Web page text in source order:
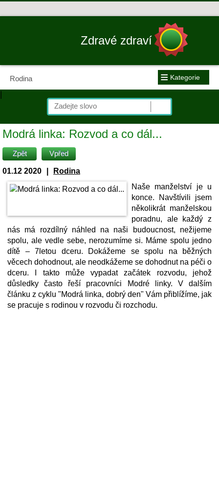
Zdravé zdraví
Rodina ≡ Kategorie
|
Modrá linka: Rozvod a co dál...
Zpět Vpřed
01.12 2020
Rodina
Naše manželství je u
konce. Navštívili jsem
několikrát manželskou
poradnu, ale každý z
nás má rozdílný náhled na naši budoucnost, nežijeme
spolu, ale vedle sebe, nerozumíme si. Máme spolu jedno
dítě – 7letou dceru. Dokážeme se spolu na běžných
věcech dohodnout, ale neodkážeme se dohodnut na péči o
dceru. I takto může vypadat začátek rozvodu, jehož
důsledky často řeší pracovníci Modré linky. V dalším
článku z cyklu "Modrá linka, dobrý den" Vám přiblížíme, jak
se pracuje s rodinou v rozvodu či rozchodu.